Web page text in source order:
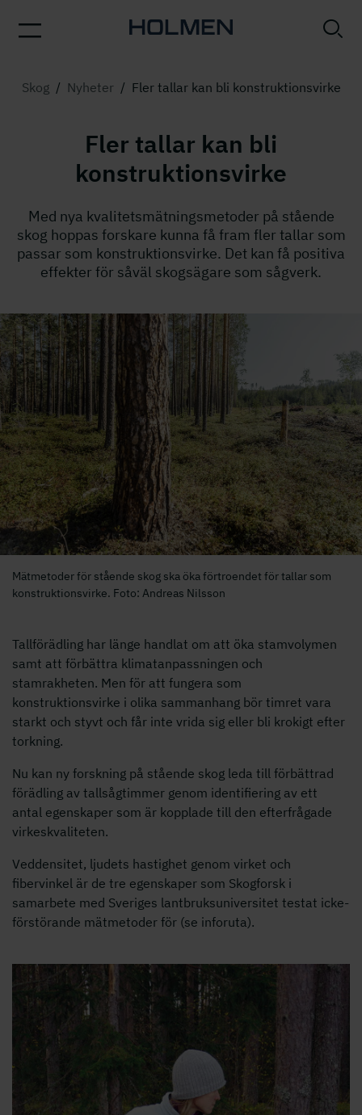
Skog / Nyheter / Fler tallar kan bli konstruktionsvirke
Fler tallar kan bli
konstruktionsvirke
Med nya kvalitetsmätningsmetoder på stående
skog hoppas forskare kunna få fram ﬂer tallar som
passar som konstruktionsvirke. Det kan få positiva
effekter för såväl skogsägare som sågverk.
Mätmetoder för stående skog ska öka förtroendet för tallar som
konstruktionsvirke. Foto: Andreas Nilsson
Tallförädling har länge handlat om att öka stamvolymen
samt att förbättra klimatanpassningen och
stamrakheten. Men för att fungera som
konstruktionsvirke i olika sammanhang bör timret vara
starkt och styvt och får inte vrida sig eller bli krokigt efter
torkning.
Nu kan ny forskning på stående skog leda till förbättrad
förädling av tallsågtimmer genom identiﬁering av ett
antal egenskaper som är kopplade till den efterfrågade
virkeskvaliteten.
Veddensitet, ljudets hastighet genom virket och
ﬁbervinkel är de tre egenskaper som Skogforsk i
samarbete med Sveriges lantbruksuniversitet testat icke-
förstörande mätmetoder för (se inforuta).